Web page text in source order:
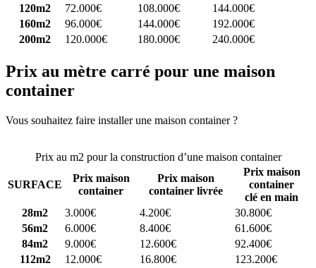
120m2
72.000€ 108.000€
144.000€
160m2
96.000€ 144.000€
192.000€
200m2
120.000€ 180.000€ 240.000€
Prix au mètre carré pour une maison
container
Vous souhaitez faire installer une maison container ?
Prix au m2 pour la construction d’une maison container
SURFACE
Prix maison
container
Prix maison
container livrée
Prix maison
container
clé en main
28m2
3.000€ 4.200€
30.800€
56m2
6.000€ 8.400€
61.600€
84m2
9.000€ 12.600€
92.400€
112m2
12.000€ 16.800€
123.200€